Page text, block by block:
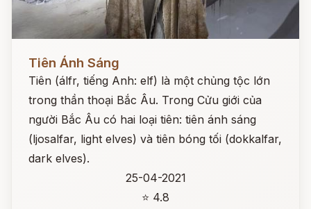
Tiên Ánh Sáng
Tiên (álfr, tiếng Anh: elf) là một chủng tộc lớn
trong thần thoại Bắc Âu. Trong Cửu giới của
người Bắc Âu có hai loại tiên: tiên ánh sáng
(ljosalfar, light elves) và tiên bóng tối (dokkalfar,
dark elves).
25-04-2021
⭐ 4.8